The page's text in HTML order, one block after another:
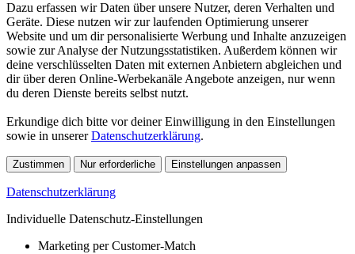
Dazu erfassen wir Daten über unsere Nutzer, deren Verhalten und
Geräte. Diese nutzen wir zur laufenden Optimierung unserer
Website und um dir personalisierte Werbung und Inhalte anzuzeigen
sowie zur Analyse der Nutzungsstatistiken. Außerdem können wir
deine verschlüsselten Daten mit externen Anbietern abgleichen und
dir über deren Online-Werbekanäle Angebote anzeigen, nur wenn
du deren Dienste bereits selbst nutzt.
Erkundige dich bitte vor deiner Einwilligung in den Einstellungen
sowie in unsererDatenschutzerklärung.
Zustimmen Nur erforderliche Einstellungen anpassen
Datenschutzerklärung
Individuelle Datenschutz-Einstellungen
Marketing per Customer-Match